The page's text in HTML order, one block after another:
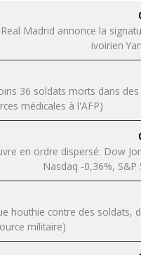
Madrid annonce la
ivoirien
36 soldats morts dans
médicales à l'AFP)
en ordre dispersé: Dow
Nasdaq -0,36%, S&P
houthie contre des soldats,
militaire)